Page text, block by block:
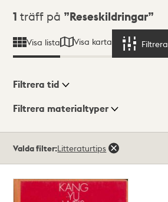
Sökresultat
1 träff på Reseskildringar
Visa lista Visa karta Filtrera
Visningsläge
Filtrera tid
Filtrera materialtyper
träffar
Valda filter:Litteraturtips